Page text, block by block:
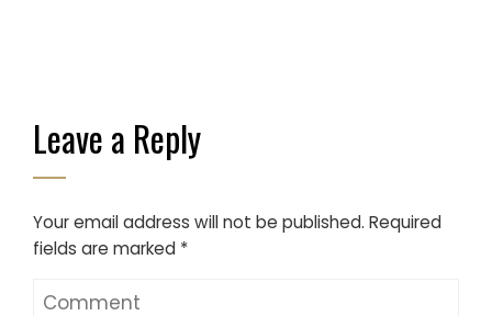
Leave a Reply
Your email address will not be published. Required
fields are marked *